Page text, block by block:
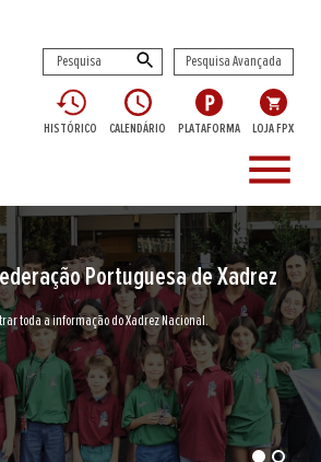
Pesquisa Avançada
HISTÓRICO CALENDÁRIO PLATAFORMA LOJA FPX
menu
Portuguesa de Xadrez
toda a informação do Xadrez Nacional.